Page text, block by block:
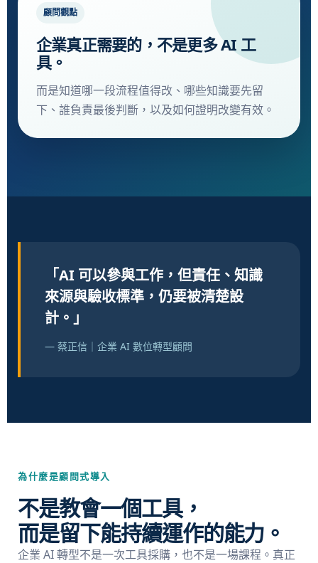
顧問觀點
企業真正需要的，不是更多 AI 工
具。
而是知道哪一段流程值得改、哪些知識要先留
下、誰負責最後判斷，以及如何證明改變有效。
「AI 可以參與工作，但責任、知識
來源與驗收標準，仍要被清楚設
計。」
— 蔡正信｜企業 AI 數位轉型顧問
為什麼是顧問式導入
不是教會一個工具，
而是留下能持續運作的能力。
企業 AI 轉型不是一次工具採購，也不是一場課程。真正